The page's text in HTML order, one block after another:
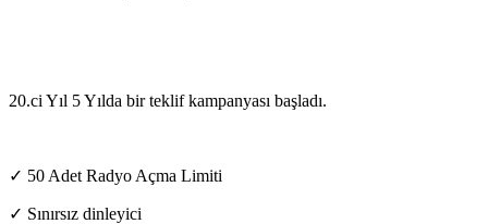
20.ci Yıl 5 Yılda bir teklif kampanyası başladı.
✓ 50 Adet Radyo Açma Limiti
✓ Sınırsız dinleyici